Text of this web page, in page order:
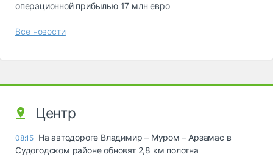
операционной прибылью 17 млн евро
Все новости
Центр
08:15 На автодороге Владимир – Муром – Арзамас в
Судогодском районе обновят 2,8 км полотна